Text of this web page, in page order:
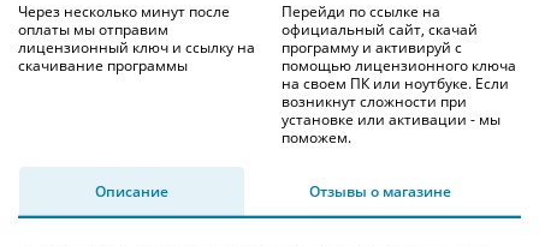
Через несколько минут после
оплаты мы отправим
лицензионный ключ и ссылку на
скачивание программы
Перейди по ссылке на
официальный сайт, скачай
программу и активируй с
помощью лицензионного ключа
на своем ПК или ноутбуке. Если
возникнут сложности при
установке или активации - мы
поможем.
Описание Отзывы о магазине